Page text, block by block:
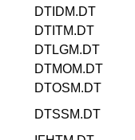
DTIDM.DT
DTITM.DT
DTLGM.DT
DTMOM.DT
DTOSM.DT
DTSSM.DT